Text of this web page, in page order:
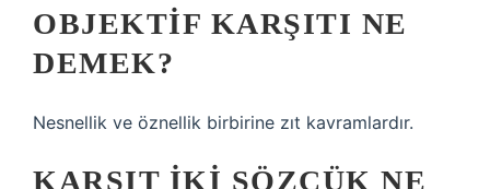
OBJEKTIF KARŞITI NE
DEMEK?
Nesnellik ve öznellik birbirine zıt kavramlardır.
KARŞIT IKI SÖZCÜK NE